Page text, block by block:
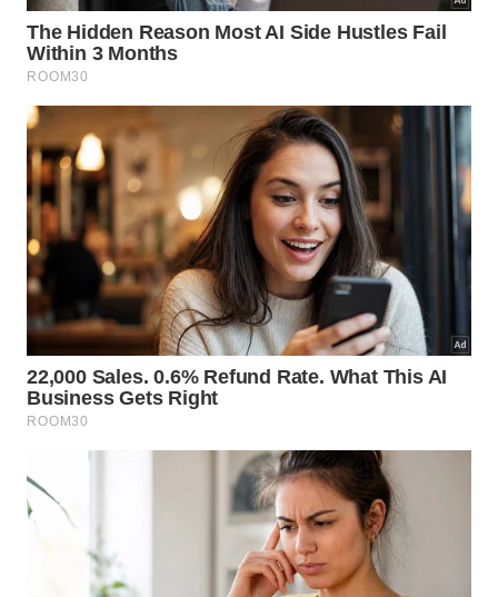
não ter feito nada. Revisão concluída: ✔️ Leve
amasso no limão, porém em posição normal ✔️
Toque sútil do Alecrin, sem agredir. ✔️ Zimbro
impecável ✔️ Água tônica sem interferência
irregular Após revisão lance, com notas cítricas na
medida certa e uma finalização digna de Copa, o
Juiz aponta para o centro do campo e o GIN está
confirmado ! “